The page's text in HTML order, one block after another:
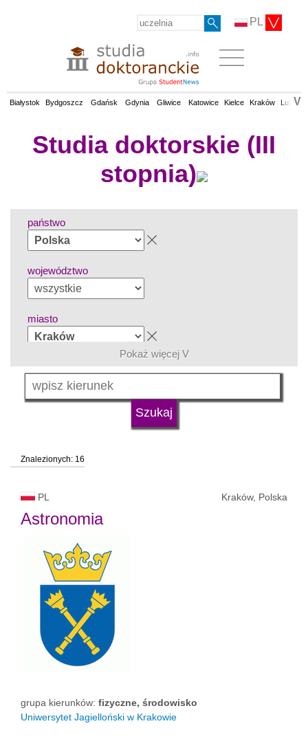
PL
Białystok Bydgoszcz Gdańsk Gdynia Gliwice Katowice Kielce Kraków Lublin
V
Studia doktorskie (III
stopnia)
państwo
województwo
miasto
grupa kierunków
typ uczelni
status uczelni
Pokaż więcej V
Znalezionych: 16
PL Kraków, Polska
Astronomia
grupa kierunków: fizyczne, środowisko
Uniwersytet Jagielloński w Krakowie